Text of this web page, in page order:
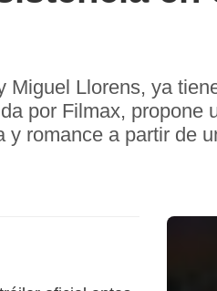
Llorens, ya
por Filmax, propone
romance a partir de